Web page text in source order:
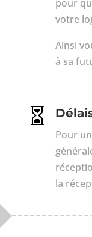
pour
votre
Ainsi
à sa

Pour
la